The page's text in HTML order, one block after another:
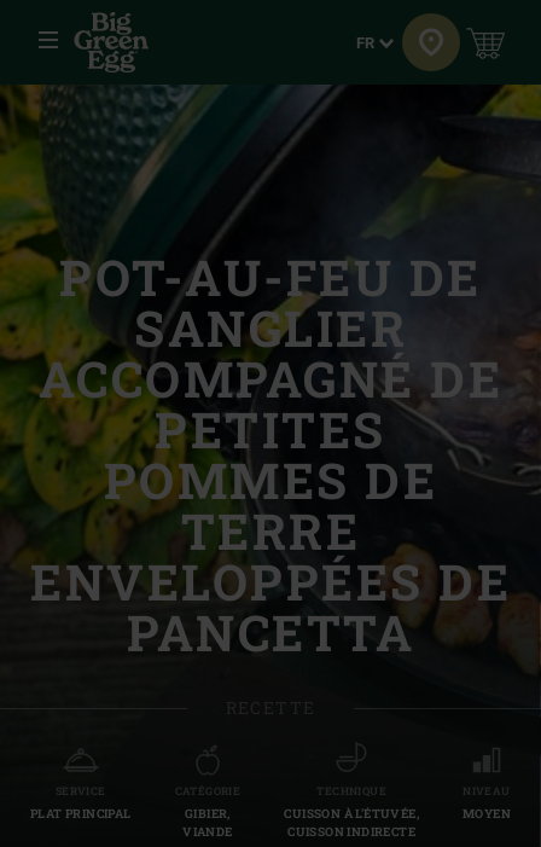
Menu Langue
FR
POT-AU-FEU DE
SANGLIER
ACCOMPAGNÉ DE
PETITES
POMMES DE
TERRE
ENVELOPPÉES DE
PANCETTA
SERVICE
PLAT PRINCIPAL
CATÉGORIE
GIBIER,
VIANDE
TECHNIQUE
CUISSON À L'ÉTUVÉE,
CUISSON INDIRECTE
NIVEAU
MOYEN